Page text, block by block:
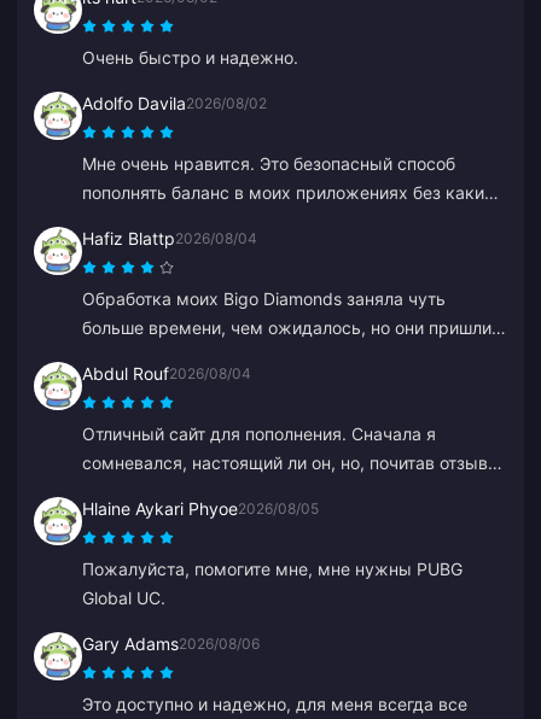
Очень быстро и надежно.
Adolfo Davila2026/08/02
Мне очень нравится. Это безопасный способ
пополнять баланс в моих приложениях без каких-
меня не обманут.
Hafiz Blattp2026/08/04
Обработка моих Bigo Diamonds заняла чуть
больше времени, чем ожидалось, но они пришли в
Abdul Rouf2026/08/04
Отличный сайт для пополнения. Сначала я
сомневался, настоящий ли он, но, почитав отзывы,
чем за 2 минуты, так что я очень доволен.
Hlaine Aykari Phyoe2026/08/05
Пожалуйста, помогите мне, мне нужны PUBG
Global UC.
Gary Adams2026/08/06
Это доступно и надежно, для меня всегда все